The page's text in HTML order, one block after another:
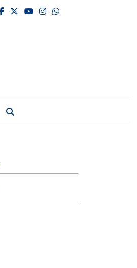
facebook
twitter
youtube
instagram
whatsapp